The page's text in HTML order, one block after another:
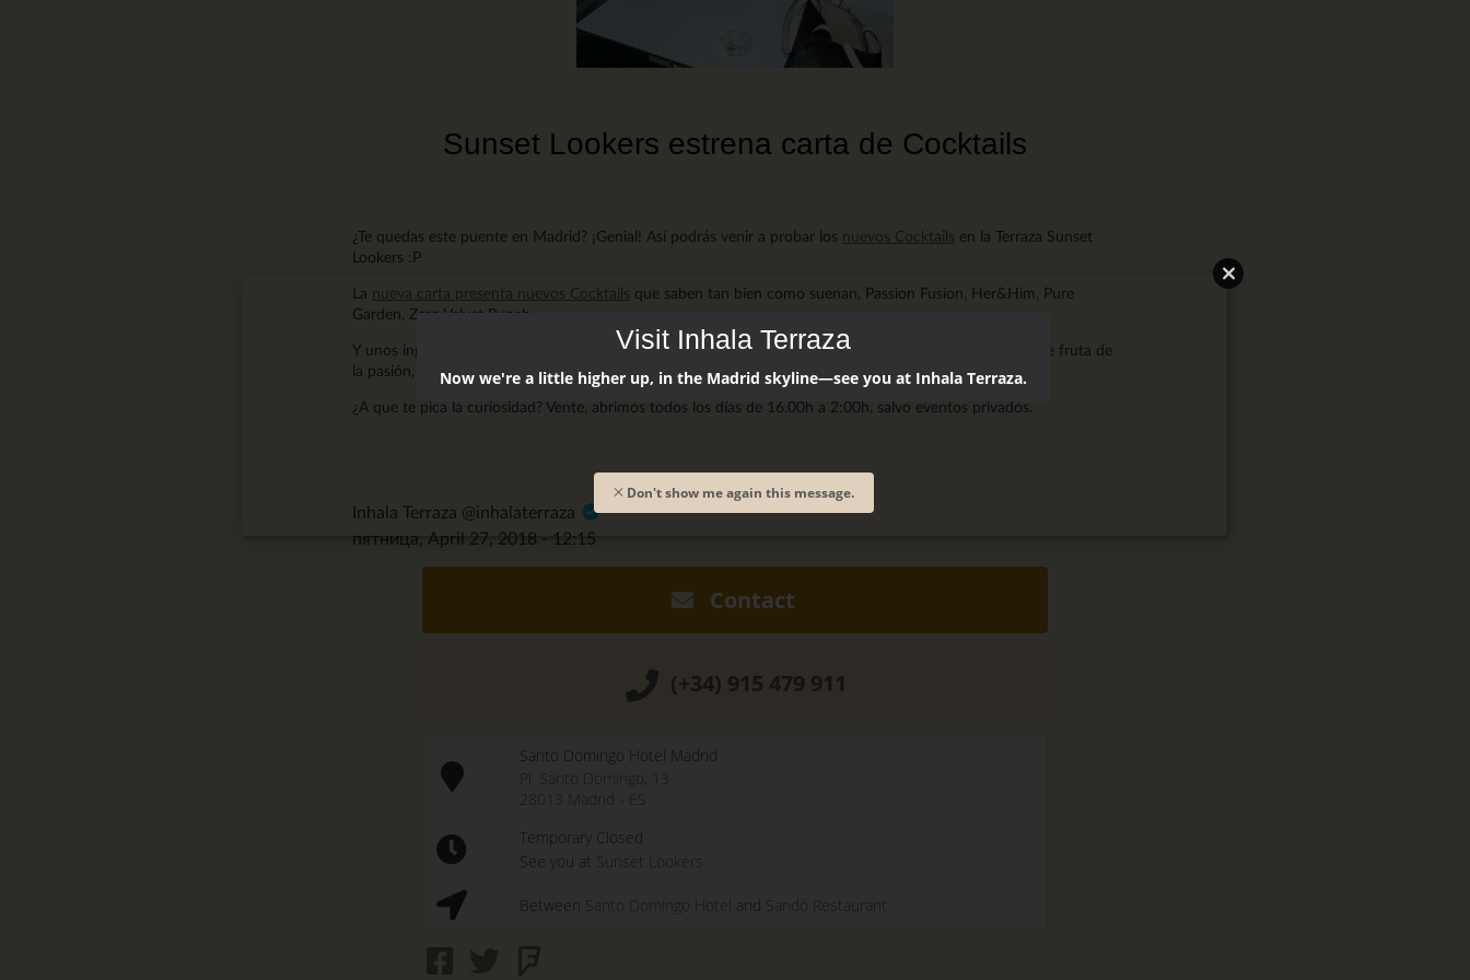
Sunset Lookers estrena carta de Cocktails
¿Te quedas este puente en Madrid? ¡Genial! Así podrás venir a probar los nuevos Cocktails en la Terraza Sunset
Lookers :P
La nueva carta presenta nuevos Cocktails que saben tan bien como suenan, Passion Fusion, Her&Him, Pure
Garden, Zero Velvet Punch ...
Y unos ingredientes que pueden sorprender y seguro enamorar, puré de mango, sirope de agave, puré de fruta de
la pasión, cachaza, sirope de galletas francesas, sirope de falernum ... y magia, mucha magia.
¿A que te pica la curiosidad? Vente, abrimos todos los días de 16.00h a 2:00h, salvo eventos privados.
Inhala Terraza @inhalaterraza
пятница, April 27, 2018 - 12:15
Contact
(+34) 915 479 911
Santo Domingo Hotel Madrid
Pl. Santo Domingo, 13
28013
Madrid
Temporary Closed
See you at
Sunset Lookers
Between Santo Domingo Hotel and Sandó Restaurant
Visit Inhala Terraza
Now we're a little higher up, in the Madrid skyline—see you at Inhala Terraza.
Don't show me again this message.